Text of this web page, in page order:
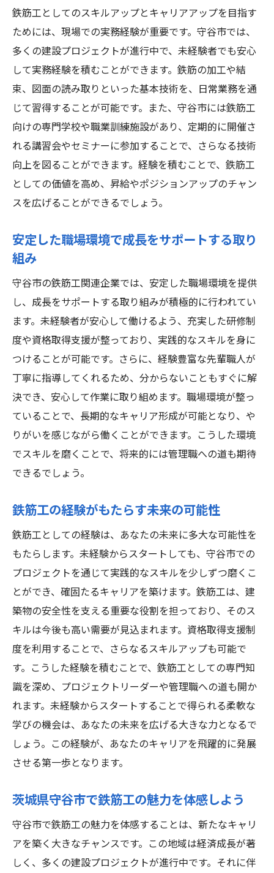
鉄筋工としての価値を高めるために
未経験から鉄筋工のプロへ守谷市での成長スト
ーリー
未経験から成長を遂げた体験談
守谷市でのキャリアパスと成功への道筋
鉄筋工として成長するための重要な要素
未経験からプロとして認められるために
守谷市での経験が人生を変えた瞬間
プロフェッショナルとしての成長を描く
守谷市で未経験者を歓迎する鉄筋工の職場環境
守谷市での職場文化とチームワーク
安全で効率的な職場環境の実現
守谷市で働くことの魅力と利点
職場環境改善への取り組みと成果
鉄筋工未経験者が守谷市でスキルアップする方
法
守谷市でのスキルアップに必要なステップ
未経験からスキルを磨くための研修制度
資格取得をサポートする制度の活用法
実地経験がもたらすスキルの向上
鉄筋工のプロになるための自己啓発法
守谷市での経験を最大限に活かすために
描こう
新しいキャリアのスタートを切るために
守谷市で未経験からプロとしての道を歩む
鉄筋工としての未来を切り開く秘訣
守谷市での経験が叶える新しい可能性
未経験者が描く鉄筋工の未来像
茨城県守谷市での挑戦がもたらす成長
鉄筋工としてのスキルアップとキャリアアップを目指す
ためには、現場での実務経験が重要です。守谷市では、
多くの建設プロジェクトが進行中で、未経験者でも安心
して実務経験を積むことができます。鉄筋の加工や結
束、図面の読み取りといった基本技術を、日常業務を通
じて習得することが可能です。また、守谷市には鉄筋工
向けの専門学校や職業訓練施設があり、定期的に開催さ
れる講習会やセミナーに参加することで、さらなる技術
向上を図ることができます。経験を積むことで、鉄筋工
としての価値を高め、昇給やポジションアップのチャン
スを広げることができるでしょう。
安定した職場環境で成長をサポートする取り
組み
守谷市の鉄筋工関連企業では、安定した職場環境を提供
し、成長をサポートする取り組みが積極的に行われてい
ます。未経験者が安心して働けるよう、充実した研修制
度や資格取得支援が整っており、実践的なスキルを身に
つけることが可能です。さらに、経験豊富な先輩職人が
丁寧に指導してくれるため、分からないこともすぐに解
決でき、安心して作業に取り組めます。職場環境が整っ
ていることで、長期的なキャリア形成が可能となり、や
りがいを感じながら働くことができます。こうした環境
でスキルを磨くことで、将来的には管理職への道も期待
できるでしょう。
鉄筋工の経験がもたらす未来の可能性
鉄筋工としての経験は、あなたの未来に多大な可能性を
もたらします。未経験からスタートしても、守谷市での
プロジェクトを通じて実践的なスキルを少しずつ磨くこ
とができ、確固たるキャリアを築けます。鉄筋工は、建
築物の安全性を支える重要な役割を担っており、そのス
キルは今後も高い需要が見込まれます。資格取得支援制
度を利用することで、さらなるスキルアップも可能で
す。こうした経験を積むことで、鉄筋工としての専門知
識を深め、プロジェクトリーダーや管理職への道も開か
れます。未経験からスタートすることで得られる柔軟な
学びの機会は、あなたの未来を広げる大きな力となるで
しょう。この経験が、あなたのキャリアを飛躍的に発展
させる第一歩となります。
茨城県守谷市で鉄筋工の魅力を体感しよう
守谷市で鉄筋工の魅力を体感することは、新たなキャリ
アを築く大きなチャンスです。この地域は経済成長が著
しく、多くの建設プロジェクトが進行中です。それに伴